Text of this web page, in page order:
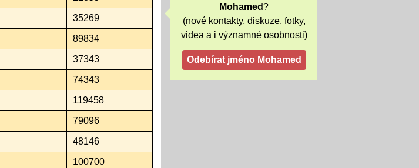
35269
89834
37343
74343
119458
79096
48146
100700
Mohamed?
(nové kontakty, diskuze, fotky,
videa a i významné osobnosti)